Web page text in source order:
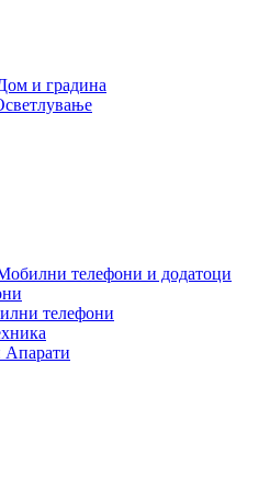
и градина
телефони и додатоци
телефони